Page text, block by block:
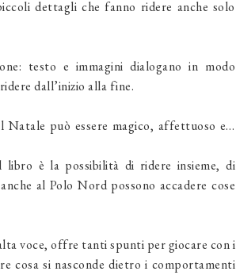
dettagli che fanno ridere anche solo
testo e immagini dialogano in modo
dall’inizio alla fine.
Natale può essere magico, affettuoso e…
è la possibilità di ridere insieme, di
al Polo Nord possono accadere cose
voce, offre tanti spunti per giocare con i
cosa si nasconde dietro i comportamenti